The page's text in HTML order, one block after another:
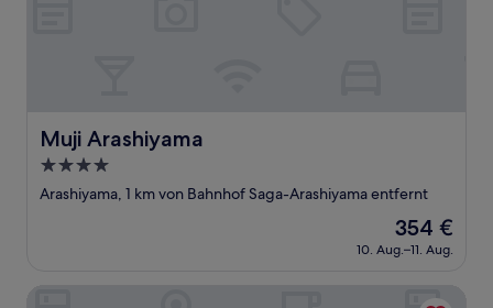
Muji Arashiyama
Muji Arashiyama
4.0-
Sterne-
Arashiyama, 1 km von Bahnhof Saga-Arashiyama entfernt
Der
Preis
beträgt
354 €
10. Aug.–11. Aug.
Omuro Kadensho（Kyoritsu Resorts）- Adults only